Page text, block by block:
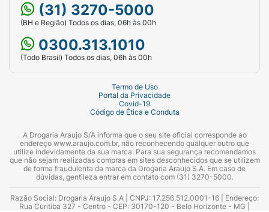
(31) 3270-5000
(BH e Região) Todos os dias, 06h às 00h
0300.313.1010
(Todo Brasil) Todos os dias, 06h às 00h
Termo de Uso
Portal da Privacidade
Covid-19
Código de Ética e Conduta
A Drogaria Araujo S/A informa que o seu site oficial corresponde ao
endereço www.araujo.com.br, não reconhecendo qualquer outro que
utilize indevidamente da sua marca. Para sua segurança recomendamos
que não sejam realizadas compras em sites desconhecidos que se utilizem
de forma fraudulenta da marca da Drogaria Araujo S.A. Em caso de
dúvidas, gentileza entrar em contato com (31) 3270-5000.
Razão Social: Drogaria Araujo S.A | CNPJ: 17.256.512.0001-16 | Endereço:
Rua Curitiba 327 - Centro - CEP: 30170-120 - Belo Horizonte - MG |